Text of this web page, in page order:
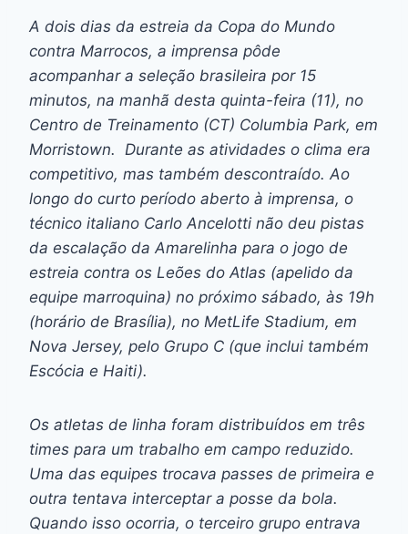
e
b
o
o
k
s
e
n
g
er
s
A
p
p
a
d
s
er
e e
p
y
Li
n
k
A dois dias da estreia da Copa do Mundo
contra Marrocos, a imprensa pôde
acompanhar a seleção brasileira por 15
minutos, na manhã desta quinta-feira (11), no
Centro de Treinamento (CT) Columbia Park, em
Morristown. Durante as atividades o clima era
competitivo, mas também descontraído. Ao
longo do curto período aberto à imprensa, o
técnico italiano Carlo Ancelotti não deu pistas
da escalação da Amarelinha para o jogo de
estreia contra os Leões do Atlas (apelido da
equipe marroquina) no próximo sábado, às 19h
(horário de Brasília), no MetLife Stadium, em
Nova Jersey, pelo Grupo C (que inclui também
Escócia e Haiti).
Os atletas de linha foram distribuídos em três
times para um trabalho em campo reduzido.
Uma das equipes trocava passes de primeira e
outra tentava interceptar a posse da bola.
Quando isso ocorria, o terceiro grupo entrava